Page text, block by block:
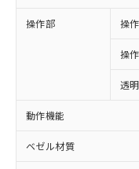
操作部 操
操
透
動作機能
ベゼル材質